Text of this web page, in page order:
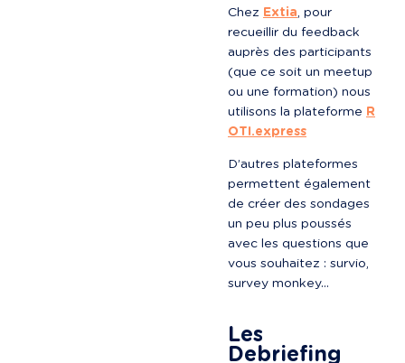
Chez Extia, pour
recueillir du feedback
auprès des participants
(que ce soit un meetup
ou une formation) nous
utilisons la plateforme R
OTI.express
D’autres plateformes
permettent également
de créer des sondages
un peu plus poussés
avec les questions que
vous souhaitez : survio,
survey monkey…
Les
Debriefing